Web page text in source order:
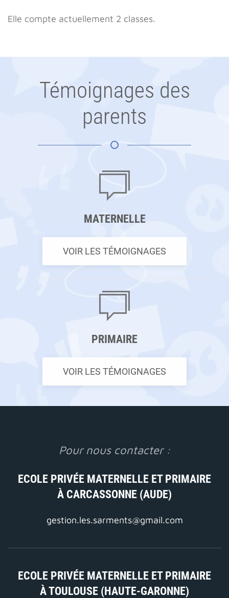
Elle compte actuellement 2 classes.
Témoignages des
parents
MATERNELLE
VOIR LES TÉMOIGNAGES
PRIMAIRE
VOIR LES TÉMOIGNAGES
Pour nous contacter :
ECOLE PRIVÉE MATERNELLE ET PRIMAIRE
À CARCASSONNE (AUDE)
gestion.les.sarments@gmail.com
ECOLE PRIVÉE MATERNELLE ET PRIMAIRE
À TOULOUSE (HAUTE-GARONNE)